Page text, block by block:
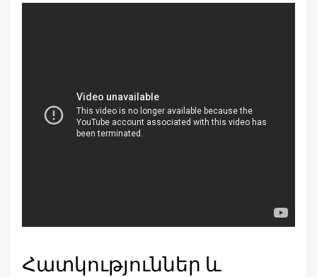
Հատկություններ և